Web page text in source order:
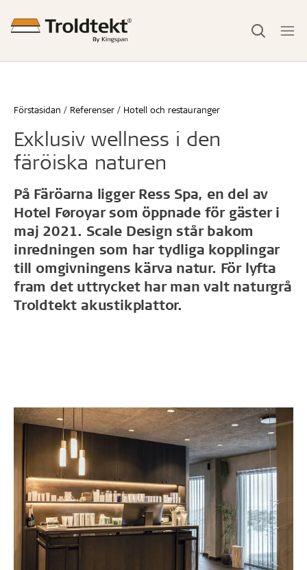
Förstasidan Referenser Hotell och restauranger
Exklusiv wellness i den
färöiska naturen
På Färöarna ligger Ress Spa, en del av
Hotel Føroyar som öppnade för gäster i
maj 2021. Scale Design står bakom
inredningen som har tydliga kopplingar
till omgivningens kärva natur. För lyfta
fram det uttrycket har man valt naturgrå
Troldtekt akustikplattor.